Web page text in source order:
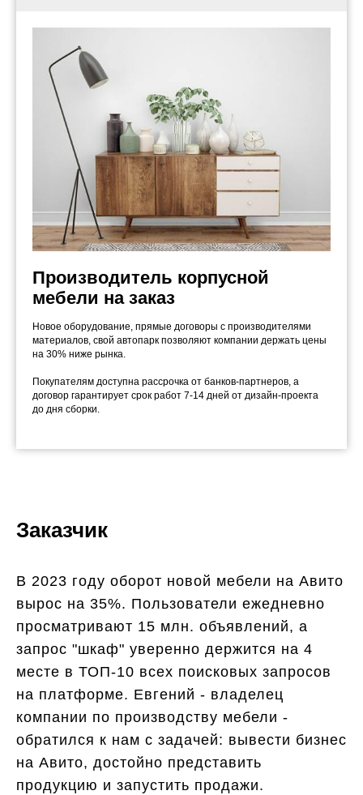
Производитель корпусной
мебели на заказ
Новое оборудование, прямые договоры с производителями
материалов, свой автопарк позволяют компании держать цены
на 30% ниже рынка.
Покупателям доступна рассрочка от банков-партнеров, а
договор гарантирует срок работ 7-14 дней от дизайн-проекта
до дня сборки.
Заказчик
В 2023 году оборот новой мебели на Авито
вырос на 35%. Пользователи ежедневно
просматривают 15 млн. объявлений, а
запрос "шкаф" уверенно держится на 4
месте в ТОП-10 всех поисковых запросов
на платформе. Евгений - владелец
компании по производству мебели -
обратился к нам с задачей: вывести бизнес
на Авито, достойно представить
продукцию и запустить продажи.